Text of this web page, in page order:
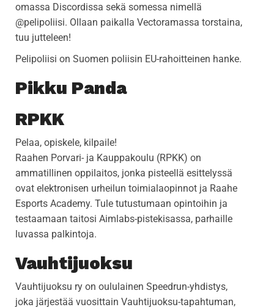
omassa Discordissa sekä somessa nimellä
@pelipoliisi. Ollaan paikalla Vectoramassa torstaina,
tuu jutteleen!
Pelipoliisi on Suomen poliisin EU-rahoitteinen hanke.
Pikku Panda
RPKK
Pelaa, opiskele, kilpaile!
Raahen Porvari- ja Kauppakoulu (RPKK) on
ammatillinen oppilaitos, jonka pisteellä esittelyssä
ovat elektronisen urheilun toimialaopinnot ja Raahe
Esports Academy. Tule tutustumaan opintoihin ja
testaamaan taitosi Aimlabs-pistekisassa, parhaille
luvassa palkintoja.
Vauhtijuoksu
Vauhtijuoksu ry on oululainen Speedrun-yhdistys,
joka järjestää vuosittain Vauhtijuoksu-tapahtuman,